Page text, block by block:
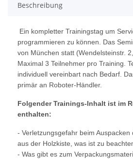
Beschreibung
Ein kompletter Trainingstag um
programmieren zu können. Das
von München statt (Wendelsteinstr.
Maximal 3 Teilnehmer pro Training.
individuell vereinbart nach Bedarf.
primär an Roboter-Händler.
Folgender Trainings-Inhalt ist im
enthalten:
- Verletzungsgefahr beim
aus der Holzkiste, was ist zu
- Was gibt es zum